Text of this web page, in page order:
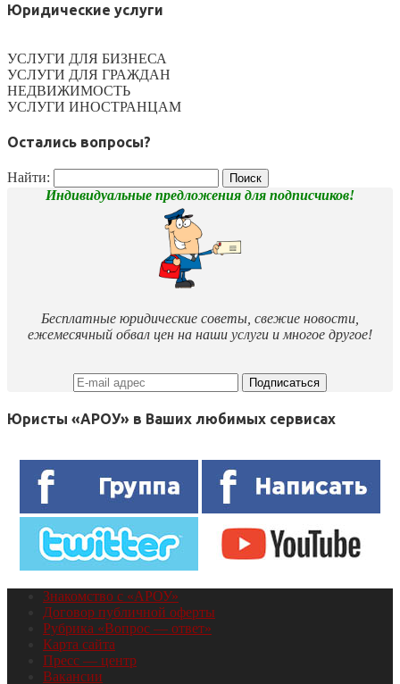
Юридические услуги
УСЛУГИ ДЛЯ БИЗНЕСА
УСЛУГИ ДЛЯ ГРАЖДАН
НЕДВИЖИМОСТЬ
УСЛУГИ ИНОСТРАНЦАМ
Остались вопросы?
Найти:
Индивидуальные предложения для подписчиков!
Бесплатные юридические советы, свежие новости,
ежемесячный обвал цен на наши услуги и многое другое!
Юристы «АРОУ» в Ваших любимых сервисах
Знакомство с «АРОУ»
Договор публичной оферты
Рубрика «Вопрос — ответ»
Карта сайта
Пресс — центр
Вакансии